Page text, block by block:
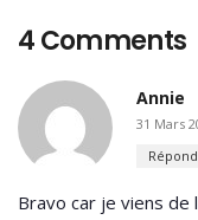
4 Comments
Annie
31 Mars
Bravo car je viens de